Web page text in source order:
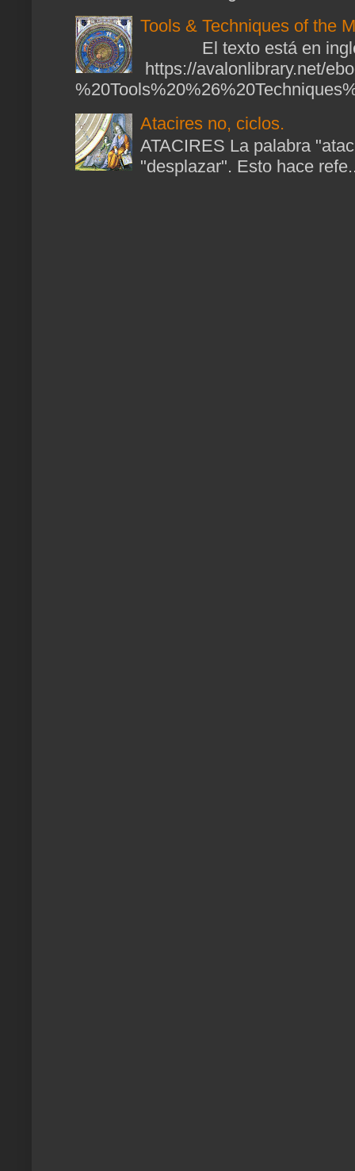
Tools & Techniques of the
El texto está en
https://avalonlibrary.net/
Atacires no, ciclos.
ATACIRES La palabra
"desplazar". Esto hace